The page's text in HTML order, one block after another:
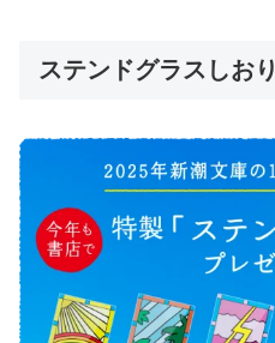
ステンドグラスしおり